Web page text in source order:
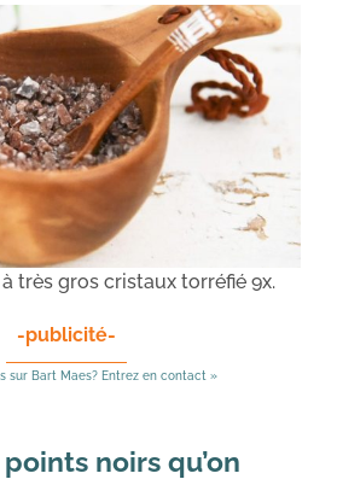
très gros cristaux torréfié 9x.
-publicité-
sur Bart Maes? Entrez en contact »
noirs qu’on